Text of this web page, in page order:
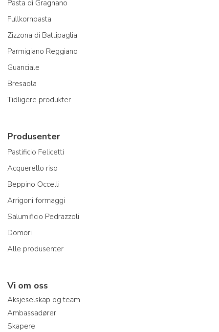
Pasta di Gragnano
Fullkornpasta
Zizzona di Battipaglia
Parmigiano Reggiano
Guanciale
Bresaola
Tidligere produkter
Produsenter
Pastificio Felicetti
Acquerello riso
Beppino Occelli
Arrigoni formaggi
Salumificio Pedrazzoli
Domori
Alle produsenter
Vi om oss
Aksjeselskap og team
Ambassadører
Skapere